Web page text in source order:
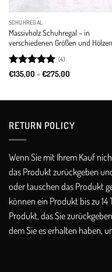
SCHUHREGAL
Massivholz Schuhregal – in
verschiedenen Größen und
Rated 5
(4)
€135,00 –€275,00Price
€275,00
RETURN POLICY​
Wenn Sie mit Ihrem Kauf
das Produkt zurückgeben
oder tauschen das Produkt
können ein Produkt bis zu
Produkt, das Sie
dem Sie es erhalten haben,